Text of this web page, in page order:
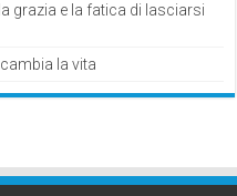
grazia e la fatica di lasciarsi
la vita